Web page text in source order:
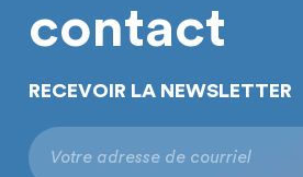
contact
RECEVOIR LA NEWSLETTER